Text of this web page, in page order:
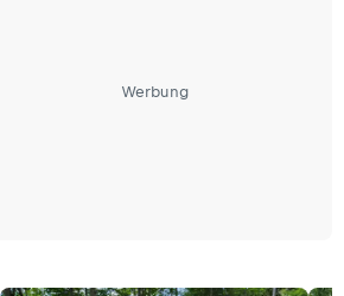
Werbung